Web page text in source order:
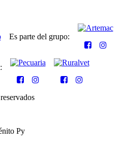
Es parte del grupo:
Py